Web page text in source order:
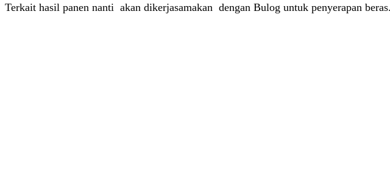
Terkait hasil panen nanti akan dikerjasamakan dengan Bulog untuk penyerapan beras.